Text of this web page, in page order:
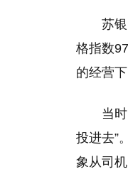
苏
格指数
的经营
当
投进去”
象从司